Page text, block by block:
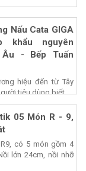
Nấu Cata GIGA
khẩu nguyên
- Bếp Tuấn
hiệu đến từ Tây
tiêu dùng biết...
05 Món R - 9,
có 5 món gồm 4
lớn 24cm, nồi nhỡ